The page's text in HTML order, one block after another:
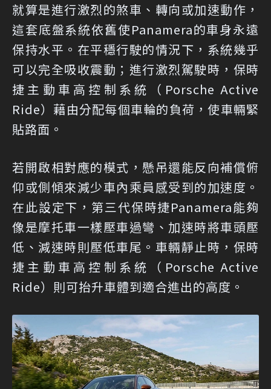
就算是進行激烈的煞車、轉向或加速動作，
這套底盤系統依舊使Panamera的車身永遠
保持水平。在平穩行駛的情況下，系統幾乎
可以完全吸收震動；進行激烈駕駛時，保時
捷主動車高控制系統（Porsche Active
Ride）藉由分配每個車輪的負荷，使車輛緊
貼路面。
若開啟相對應的模式，懸吊還能反向補償俯
仰或側傾來減少車內乘員感受到的加速度。
在此設定下，第三代保時捷Panamera能夠
像是摩托車一樣壓車過彎、加速時將車頭壓
低、減速時則壓低車尾。車輛靜止時，保時
捷主動車高控制系統（Porsche Active
Ride）則可抬升車體到適合進出的高度。